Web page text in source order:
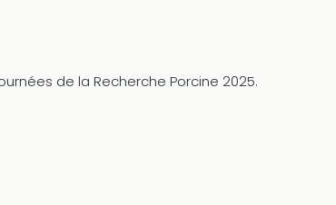
de la Recherche Porcine 2025.